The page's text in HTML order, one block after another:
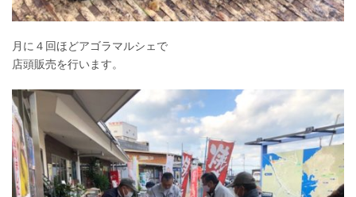
月に４回ほどアゴラマルシェで
店頭販売を行います。